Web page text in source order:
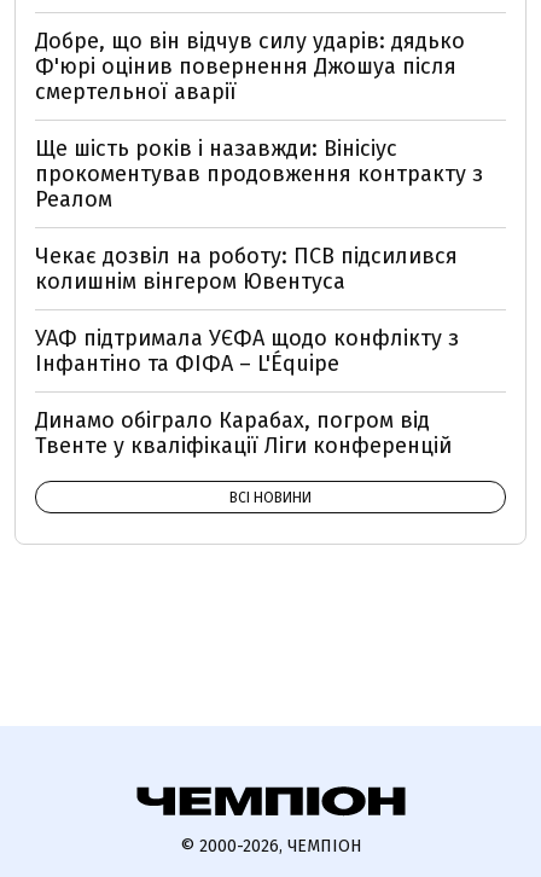
Добре, що він відчув силу ударів: дядько
Ф'юрі оцінив повернення Джошуа після
смертельної аварії
Ще шість років і назавжди: Вінісіус
прокоментував продовження контракту з
Реалом
Чекає дозвіл на роботу: ПСВ підсилився
колишнім вінгером Ювентуса
УАФ підтримала УЄФА щодо конфлікту з
Інфантіно та ФІФА – L'Équipe
Динамо обіграло Карабах, погром від
Твенте у кваліфікації Ліги конференцій
ВСІ НОВИНИ
© 2000-2026, ЧЕМПІОН